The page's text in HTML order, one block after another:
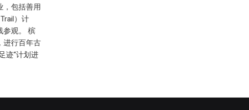
，包括善用
）计
参观。 槟
进行百年古
迹“计划进